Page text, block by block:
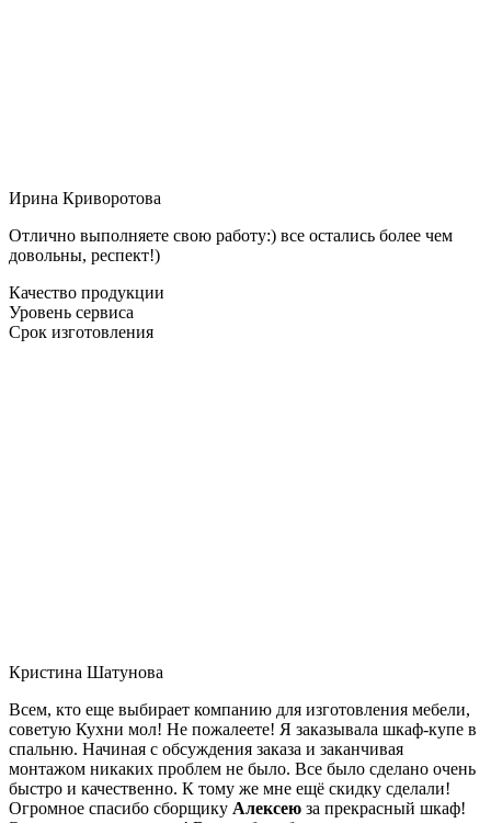
Ирина Криворотова
Отлично выполняете свою работу:) все остались более чем
довольны, респект!)
Качество продукции
Уровень сервиса
Срок изготовления
Кристина Шатунова
Всем, кто еще выбирает компанию для изготовления мебели,
советую Кухни мол! Не пожалеете! Я заказывала шкаф-купе в
спальню. Начиная с обсуждения заказа и заканчивая
монтажом никаких проблем не было. Все было сделано очень
быстро и качественно. К тому же мне ещё скидку сделали!
Огромное спасибо сборщику Алексею за прекрасный шкаф!